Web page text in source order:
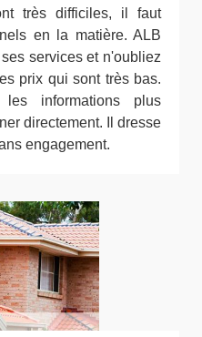
très difficiles, il faut
en la matière. ALB
services et n'oubliez
prix qui sont très bas.
informations plus
directement. Il dresse
engagement.